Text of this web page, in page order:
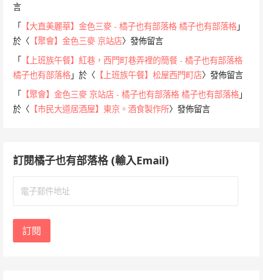
言
「 【大直美麗華】金色三麥 - 橘子也有部落格 橘子也有部落格 」
於〈 【聚會】金色三麥 京站店〉發佈留言
「 【上班族午餐】紅巷，西門町巷弄裡的簡餐 - 橘子也有部落格
橘子也有部落格 」於〈 【上班族午餐】松屋西門町店〉發佈留言
「 【聚會】金色三麥 京站店 - 橘子也有部落格 橘子也有部落格 」
於〈 【市民大道居酒屋】東京。酒食製作所〉發佈留言
訂閱橘子也有部落格 (輸入Email)
地
訂閱